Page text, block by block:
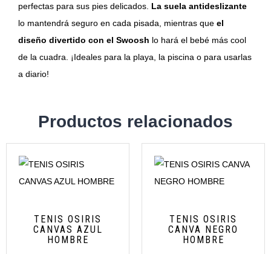
perfectas para sus pies delicados. La suela antideslizante
lo mantendrá seguro en cada pisada, mientras que el
diseño divertido con el Swoosh lo hará el bebé más cool
de la cuadra. ¡Ideales para la playa, la piscina o para usarlas
a diario!
Productos relacionados
TENIS OSIRIS
CANVAS AZUL
HOMBRE
TENIS OSIRIS
CANVA NEGRO
HOMBRE